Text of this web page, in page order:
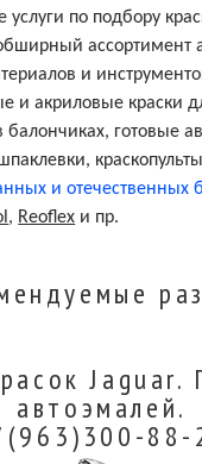
по подбору
ассортимент
и
и акриловые краски
балончиках, готовые
и отечественных
, Reoflex и пр.
Jaguar.
автоэмалей.
88-